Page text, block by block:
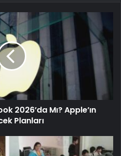
2026’da Mı? Apple’ın
Planları